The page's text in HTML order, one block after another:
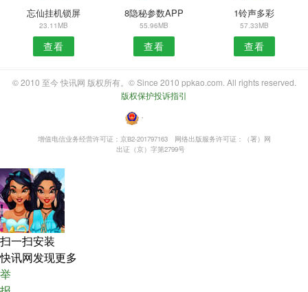
忘仙挂机锁屏
23.11MB
查看
8隐秘参数APP
55.96MB
查看
1铃声多彩
57.33MB
查看
© 2010 至今 快讯网 版权所有。© Since 2010 ppkao.com. All rights reserved.
版权保护投诉指引
・
增值电信业务经营许可证：京B2-201797163
网络出版服务许可证：（署）网
出证（京）字第2799号
扫一扫安装
快讯网发现更多
举